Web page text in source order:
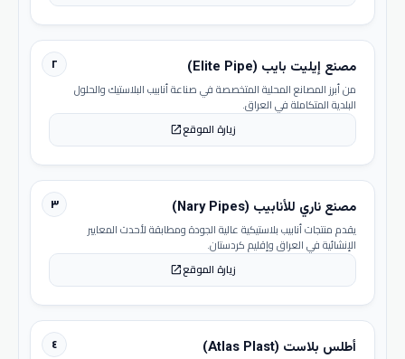
٢ مصنع إيليت بايب (Elite Pipe)
من أبرز المصانع المحلية المتخصصة في صناعة أنابيب البلاستيك والحلول
البلدية المتكاملة في العراق.
زيارة الموقعopen_in_new
٣ مصنع ناري للأنابيب (Nary Pipes)
يقدم منتجات أنابيب بلاستيكية عالية الجودة ومطابقة لأحدث المعايير
الإنشائية في العراق وإقليم كردستان.
زيارة الموقعopen_in_new
٤ أطلس بلاست (Atlas Plast)